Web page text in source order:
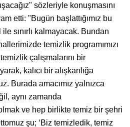
sözleriyle konuşmasını
etti: "Bugün başlattığımız bu
sınırlı kalmayacak. Bundan
temizlik programımızı
çalışmalarını bir
kalıcı bir alışkanlığa
Burada amacımız yalnızca
aynı zamanda
ve hep birlikte temiz bir şehri
şu; ‘Biz temizledik, temiz